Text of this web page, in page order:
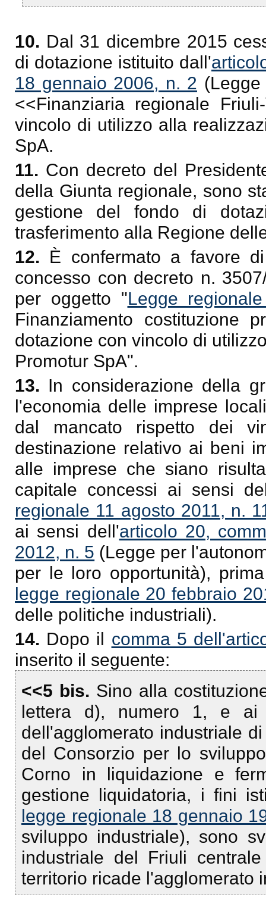
10. Dal 31 dicembre 2015
di dotazione istituito dall'
18 gennaio 2006, n. 2
<<Finanziaria regionale
vincolo di utilizzo alla
SpA.
11. Con decreto del
della Giunta regionale, sono
gestione del fondo di
trasferimento alla Regione
12. È confermato a favore
concesso con decreto n.
per oggetto "Legge
Finanziamento costituzione
dotazione con vincolo di
Promotur SpA".
13. In considerazione della
l'economia delle imprese
dal mancato rispetto dei
destinazione relativo ai beni
alle imprese che siano
capitale concessi ai sensi
regionale 11 agosto 2011, n.
ai sensi dell'articolo 20,
2012, n. 5 (Legge per
per le loro opportunità),
legge regionale 20 febbraio
delle politiche industriali).
14. Dopo il comma 5
inserito il seguente:
<<5 bis. Sino alla
lettera d), numero 1, e ai
dell'agglomerato industriale
del Consorzio per lo
Corno in liquidazione e
gestione liquidatoria, i fini
legge regionale 18 gennaio
sviluppo industriale), sono
industriale del Friuli
territorio ricade l'agglomerato